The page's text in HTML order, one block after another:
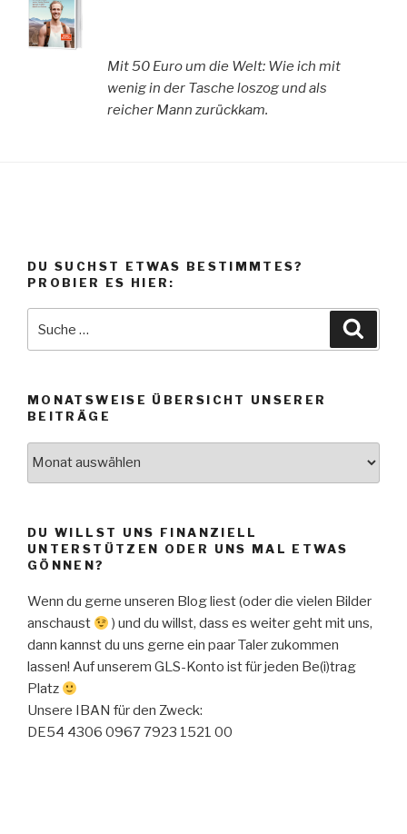
Mit 50 Euro um die Welt: Wie ich mit
wenig in der Tasche loszog und als
reicher Mann zurückkam.
DU SUCHST ETWAS BESTIMMTES?
PROBIER ES HIER:
nach:
MONATSWEISE ÜBERSICHT UNSERER
BEITRÄGE
DU WILLST UNS FINANZIELL
UNTERSTÜTZEN ODER UNS MAL ETWAS
GÖNNEN?
Wenn du gerne unseren Blog liest (oder die vielen Bilder
anschaust
) und du willst, dass es weiter geht mit uns,
dann kannst du uns gerne ein paar Taler zukommen
lassen! Auf unserem GLS-Konto ist für jeden Be(i)trag
Platz
Unsere IBAN für den Zweck:
DE54 4306 0967 7923 1521 00